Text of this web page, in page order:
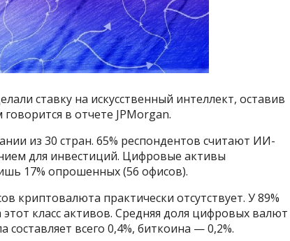
ставку на искусственный интеллект, оставив
в отчете JPMorgan.
из 30 стран. 65% респондентов считают ИИ-
для инвестиций. Цифровые активы
17% опрошенных (56 офисов).
криптовалюта практически отсутствует. У 89%
класс активов. Средняя доля цифровых валют
всего 0,4%, биткоина — 0,2%.